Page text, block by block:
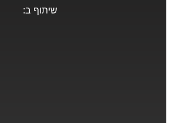
שיתוף ב: